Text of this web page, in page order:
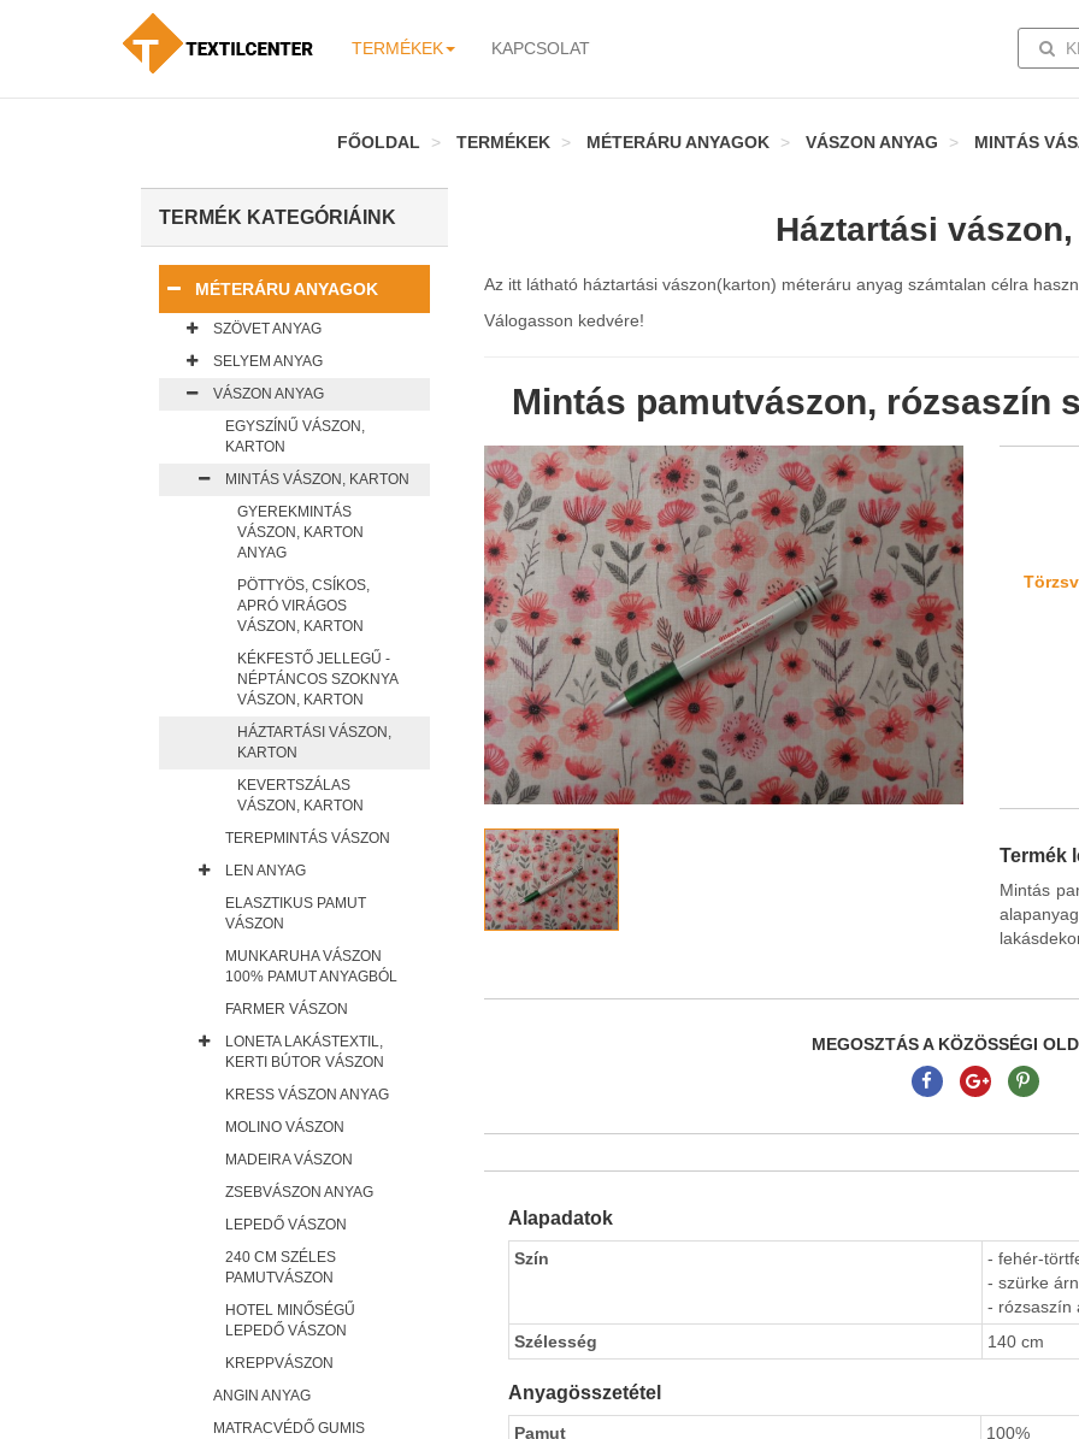
TERMÉKEK KAPCSOLAT
FŐOLDAL TERMÉKEK MÉTERÁRU ANYAGOK VÁSZON ANYAG MINTÁS
Háztartási
Az itt látható háztartási vászon(karton) méteráru anyag számtalan célra
Válogasson kedvére!
Mintás pamutvászon, rózsaszín
Termék
Mintás
MEGOSZTÁS A KÖZÖSSÉGI
Alapadatok
Szín
- fehér-
- szürke
- rózsaszín
Szélesség
140 cm
Anyagösszetétel
Pamut 100%
TERMÉK KATEGÓRIÁINK
MÉTERÁRU ANYAGOK
SZÖVET ANYAG
SELYEM ANYAG
VÁSZON ANYAG
EGYSZÍNŰ VÁSZON,
KARTON
MINTÁS VÁSZON, KARTON
GYEREKMINTÁS
VÁSZON, KARTON
ANYAG
PÖTTYÖS, CSÍKOS,
APRÓ VIRÁGOS
VÁSZON, KARTON
KÉKFESTŐ JELLEGŰ -
NÉPTÁNCOS SZOKNYA
VÁSZON, KARTON
HÁZTARTÁSI VÁSZON,
KARTON
KEVERTSZÁLAS
VÁSZON, KARTON
TEREPMINTÁS VÁSZON
LEN ANYAG
ELASZTIKUS PAMUT
VÁSZON
MUNKARUHA VÁSZON
100% PAMUT ANYAGBÓL
FARMER VÁSZON
LONETA LAKÁSTEXTIL,
KERTI BÚTOR VÁSZON
KRESS VÁSZON ANYAG
MOLINO VÁSZON
MADEIRA VÁSZON
ZSEBVÁSZON ANYAG
LEPEDŐ VÁSZON
240 CM SZÉLES
PAMUTVÁSZON
HOTEL MINŐSÉGŰ
LEPEDŐ VÁSZON
KREPPVÁSZON
ANGIN ANYAG
MATRACVÉDŐ GUMIS